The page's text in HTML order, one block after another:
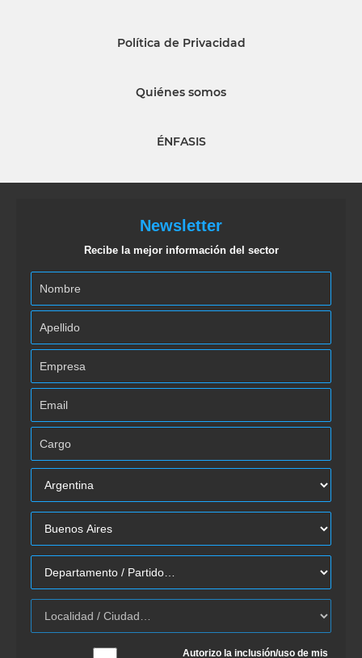
Política de Privacidad
Quiénes somos
ÉNFASIS
Newsletter
Recibe la mejor información del sector
Autorizo la inclusión/uso de mis